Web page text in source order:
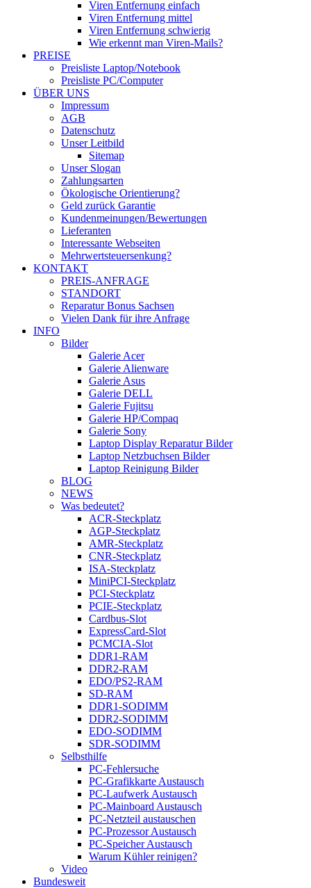
Viren Entfernung einfach
Viren Entfernung mittel
Viren Entfernung schwierig
Wie erkennt man Viren-Mails?
PREISE
Preisliste Laptop/Notebook
Preisliste PC/Computer
ÜBER UNS
Impressum
AGB
Datenschutz
Unser Leitbild
Sitemap
Unser Slogan
Zahlungsarten
Ökologische Orientierung?
Geld zurück Garantie
Kundenmeinungen/Bewertungen
Lieferanten
Interessante Webseiten
Mehrwertsteuersenkung?
KONTAKT
PREIS-ANFRAGE
STANDORT
Reparatur Bonus Sachsen
Vielen Dank für ihre Anfrage
INFO
Bilder
Galerie Acer
Galerie Alienware
Galerie Asus
Galerie DELL
Galerie Fujitsu
Galerie HP/Compaq
Galerie Sony
Laptop Display Reparatur Bilder
Laptop Netzbuchsen Bilder
Laptop Reinigung Bilder
BLOG
NEWS
Was bedeutet?
ACR-Steckplatz
AGP-Steckplatz
AMR-Steckplatz
CNR-Steckplatz
ISA-Steckplatz
MiniPCI-Steckplatz
PCI-Steckplatz
PCIE-Steckplatz
Cardbus-Slot
ExpressCard-Slot
PCMCIA-Slot
DDR1-RAM
DDR2-RAM
EDO/PS2-RAM
SD-RAM
DDR1-SODIMM
DDR2-SODIMM
EDO-SODIMM
SDR-SODIMM
Selbsthilfe
PC-Fehlersuche
PC-Grafikkarte Austausch
PC-Laufwerk Austausch
PC-Mainboard Austausch
PC-Netzteil austauschen
PC-Prozessor Austausch
PC-Speicher Austausch
Warum Kühler reinigen?
Video
Bundesweit